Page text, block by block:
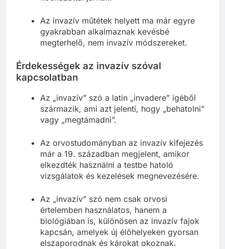
Az invazív műtétek helyett ma már egyre
gyakrabban alkalmaznak kevésbé
megterhelő, nem invazív módszereket.
Érdekességek az invazív szóval
kapcsolatban
Az „invazív” szó a latin „invadere” igéből
származik, ami azt jelenti, hogy „behatolni”
vagy „megtámadni”.
Az orvostudományban az invazív kifejezés
már a 19. században megjelent, amikor
elkezdték használni a testbe hatoló
vizsgálatok és kezelések megnevezésére.
Az „invazív” szó nem csak orvosi
értelemben használatos, hanem a
biológiában is, különösen az invazív fajok
kapcsán, amelyek új élőhelyeken gyorsan
elszaporodnak és károkat okoznak.